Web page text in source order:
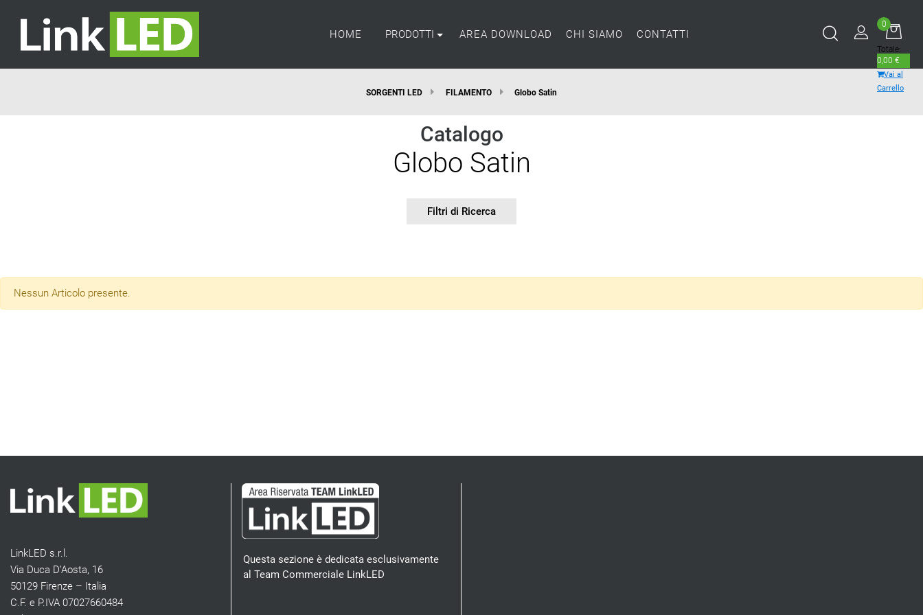
HOME PRODOTTI AREA DOWNLOAD CHI SIAMO CONTATTI
0
Totale:
0,00 €
Vai al
Carrello
SORGENTI LED FILAMENTO Globo Satin
Catalogo
Globo Satin
Filtri di Ricerca
Nessun Articolo presente.
LinkLED s.r.l.
Via Duca D’Aosta, 16
50129 Firenze – Italia
C.F. e P.IVA 07027660484
Questa sezione è dedicata esclusivamente
al Team Commerciale LinkLED